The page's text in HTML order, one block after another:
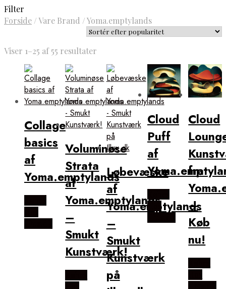
Filter
Forside /Vare Brand /Yoma.emptylands
Viser 1–25 af 55 resultater
popularitet
Collage
basics
af
Yoma.emptylands
Voluminøse
Strata
af
Yoma.emptylands
–
Smukt
Kunstværk!
Løbevæske
af
Yoma.emptylands
–
Smukt
Kunstværk
på
Cloud
Puff
af
Hos
Cloud
fra
–
Køb
nu!